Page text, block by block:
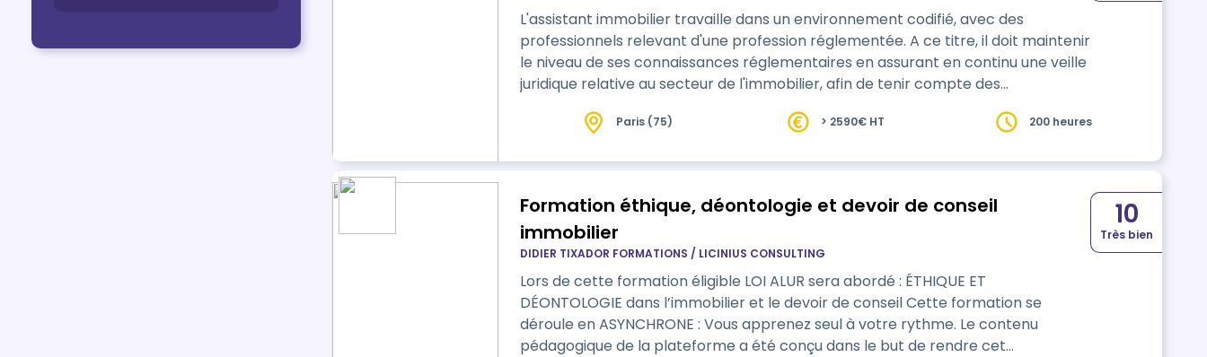
L'assistant immobilier travaille dans un environnement codifié, avec des
professionnels relevant d'une profession réglementée. A ce titre, il doit maintenir
le niveau de ses connaissances réglementaires en assurant en continu une veille
juridique relative au secteur de l'immobilier, afin de tenir compte des
votre responsable pédagogique. Vous bénéficiez d'un parcours personnalisé
Paris (75) > 2590€ HT 200 heures
Formation éthique, déontologie et devoir de conseil
immobilier
DIDIER TIXADOR FORMATIONS / LICINIUS CONSULTING
Lors de cette formation éligible LOI ALUR sera abordé : ÉTHIQUE ET
DÉONTOLOGIE dans l’immobilier et le devoir de conseil Cette formation se
déroule en ASYNCHRONE : Vous apprenez seul à votre rythme. Le contenu
pédagogique de la plateforme a été conçu dans le but de rendre cet
10
Très bien